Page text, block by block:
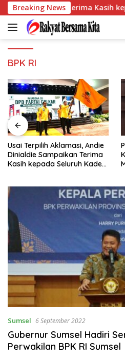
Langsung
ke
konten
Breaking News
Sampaikan Terima Kasih
BPK RI
Andie
Terima
Kader
Perkuat Tata Kelola
Keuangan Negara,
Merangin dan BRI
Sumsel 6 September 2022
Gubernur Sumsel Hadiri
Perwakilan BPK RI Sumsel